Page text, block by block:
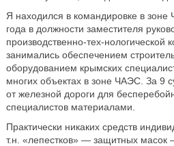
Я находился в командировке в
года в должности заместителя
производственно-тех-нологической
занимались обеспечением
оборудованием крымских
многих объектах в зоне ЧАЭС. За 9
от железной дороги для
специалистов материалами.
Практически никаких средств
т.н. «лепестков» — защитных